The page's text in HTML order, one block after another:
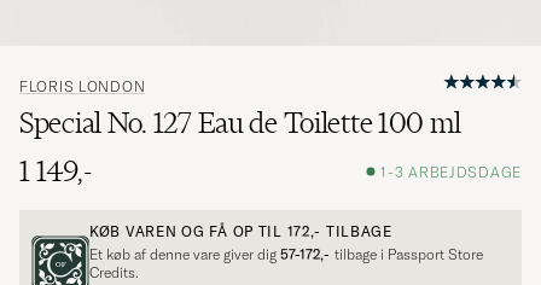
FLORIS LONDON
Special No. 127 Eau de Toilette 100 ml
1 149,-
1-3 ARBEJDSDAGE
KØB VAREN OG FÅ OP TIL 172,- TILBAGE
Et køb af denne vare giver dig 57-172,- tilbage i Passport Store
Credits.